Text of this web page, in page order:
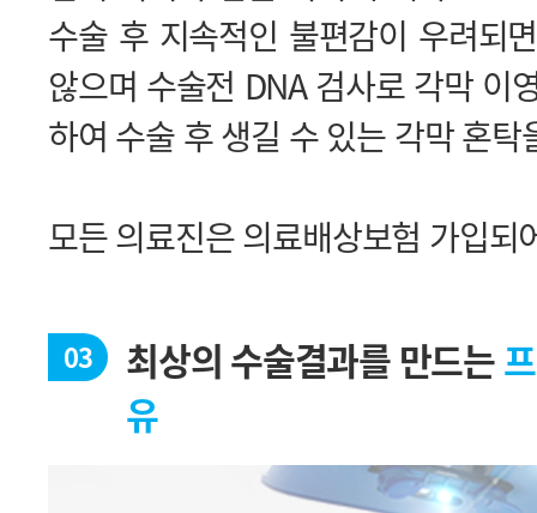
하여 수술 후 생길 수 있는 각막 혼탁
모든 의료진은 의료배상보험 가입되
03
최상의 수술결과를 만드는
유